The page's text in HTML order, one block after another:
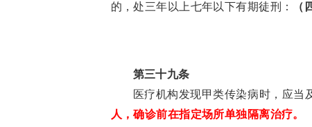
的，处三年以上七年以下有期徒刑：
（
第三十九条
医疗机构发现甲类传染病时，应当
人，确诊前在指定场所单独隔离治疗。